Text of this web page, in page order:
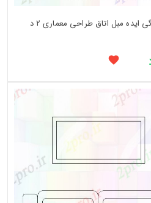
دانلود نقشه بلوک مبل راحتی زندگی ایده مبل اتاق طراحی معماری 2 د